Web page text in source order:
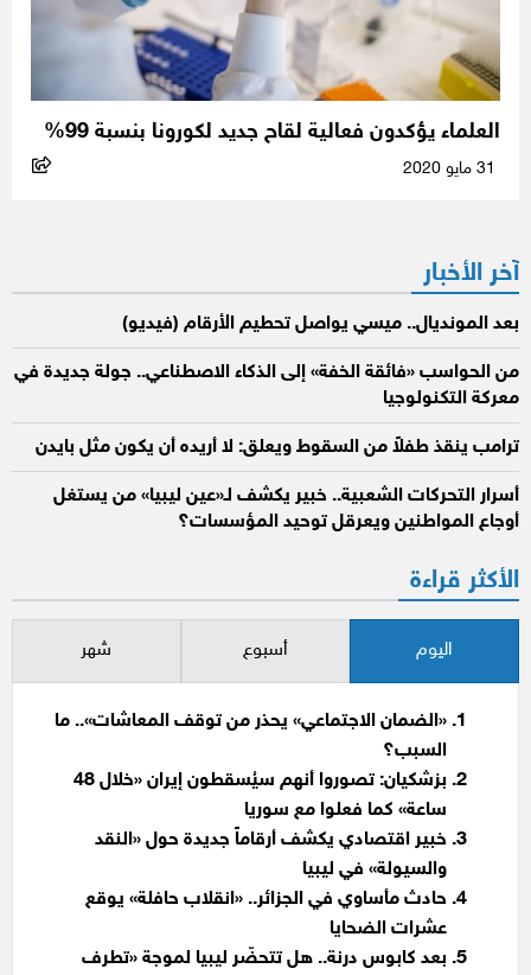
العلماء يؤكدون فعالية لقاح جديد لكورونا بنسبة 99%
آخر الأخبار
بعد المونديال.. ميسي يواصل تحطيم الأرقام (فيديو)
من الحواسب «فائقة الخفة» إلى الذكاء الاصطناعي.. جولة جديدة في
معركة التكنولوجيا
ترامب ينقذ طفلاً من السقوط ويعلق: لا أريده أن يكون مثل بايدن
أسرار التحركات الشعبية.. خبير يكشف لـ«عين ليبيا» من يستغل
أوجاع المواطنين ويعرقل توحيد المؤسسات؟
الأكثر قراءة
اليوم أسبوع شهر
«الضمان الاجتماعي» يحذر من توقف المعاشات».. ما
السبب؟
بزشكيان: تصوروا أنهم سيُسقطون إيران «خلال 48
ساعة» كما فعلوا مع سوريا
خبير اقتصادي يكشف أرقاماً جديدة حول «النقد
والسيولة» في ليبيا
حادث مأساوي في الجزائر.. «انقلاب حافلة» يوقع
عشرات الضحايا
بعد كابوس درنة.. هل تتحضّر ليبيا لموجة «تطرف